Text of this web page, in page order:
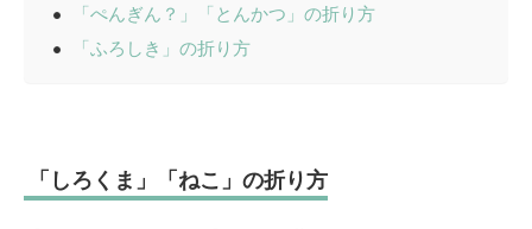
「ぺんぎん？」「とんかつ」の折り方
「ふろしき」の折り方
「しろくま」 「ねこ」 の折り方